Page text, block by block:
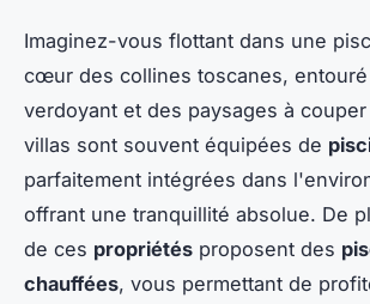
Imaginez-vous flottant dans une
cœur des collines toscanes, entouré
verdoyant et des paysages à
villas sont souvent équipées de
parfaitement intégrées dans
offrant une tranquillité absolue. De
de ces propriétés proposent des
chauffées, vous permettant de